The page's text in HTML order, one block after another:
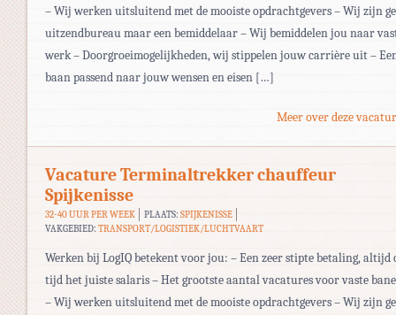
– Wij werken uitsluitend met de mooiste opdrachtgevers – Wij zijn
uitzendbureau maar een bemiddelaar – Wij bemiddelen jou naar
werk – Doorgroeimogelijkheden, wij stippelen jouw carrière uit –
baan passend naar jouw wensen en eisen […]
Meer over deze
Vacature Terminaltrekker chauffeur
Spijkenisse
32-40 UUR PER WEEK PLAATS: SPIJKENISSE
VAKGEBIED: TRANSPORT/LOGISTIEK/LUCHTVAART
Werken bij LogIQ betekent voor jou: – Een zeer stipte betaling, altijd
tijd het juiste salaris – Het grootste aantal vacatures voor vaste
– Wij werken uitsluitend met de mooiste opdrachtgevers – Wij zijn